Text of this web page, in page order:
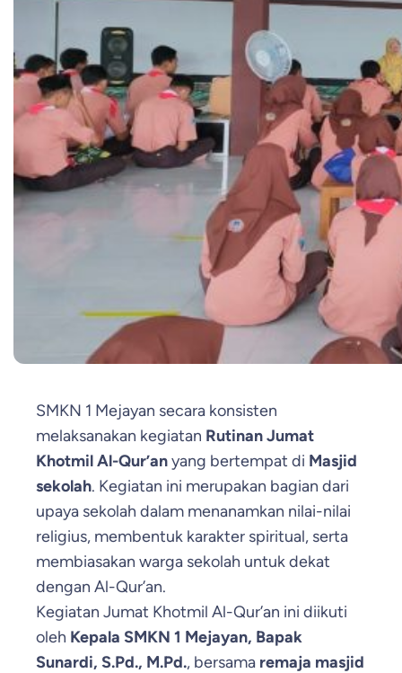
SMKN 1 Mejayan secara konsisten
melaksanakan kegiatan Rutinan Jumat
Khotmil Al-Qur’anyang bertempat di Masjid
sekolah. Kegiatan ini merupakan bagian dari
upaya sekolah dalam menanamkan nilai-nilai
religius, membentuk karakter spiritual, serta
membiasakan warga sekolah untuk dekat
dengan Al-Qur’an.
Kegiatan Jumat Khotmil Al-Qur’an ini diikuti
oleh Kepala SMKN 1 Mejayan, Bapak
Sunardi, S.Pd., M.Pd., bersama remaja masjid